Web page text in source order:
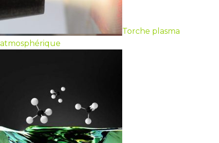
Torche plasma
atmosphérique